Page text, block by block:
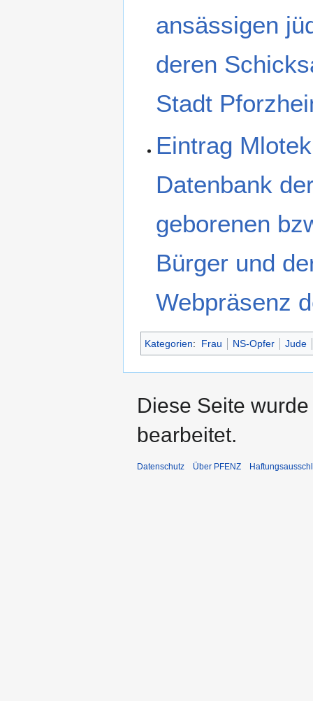
ansässigen
deren
Stadt
Eintrag
Datenbank
geborenen
Bürger und
Webpräsenz
Kategorien: Frau NS-Opfer Jude
Diese Seite
bearbeitet.
Datenschutz Über PFENZ